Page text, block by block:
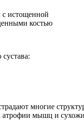
многие
атрофии мышц и